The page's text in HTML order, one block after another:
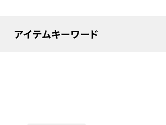
アイテムキーワード